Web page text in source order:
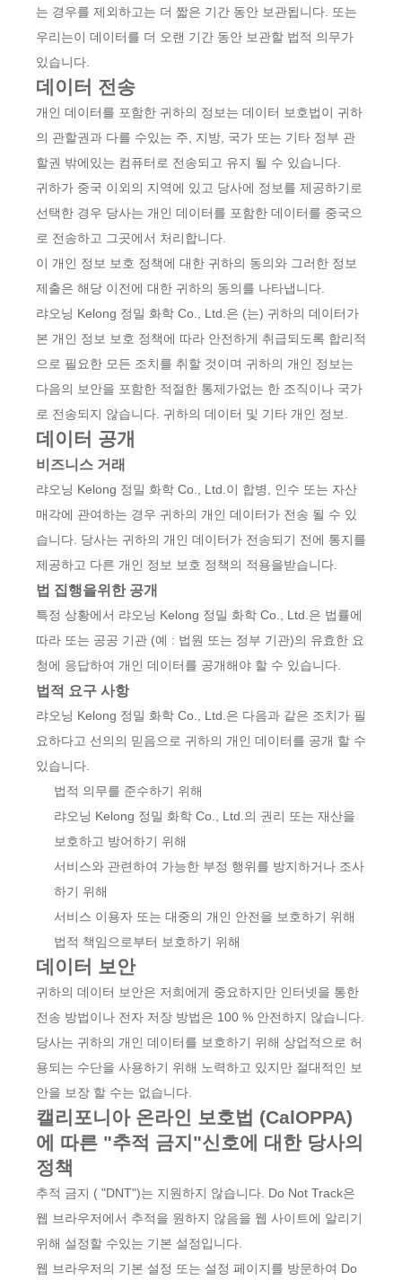
는 경우를 제외하고는 더 짧은 기간 동안 보관됩니다. 또는
우리는이 데이터를 더 오랜 기간 동안 보관할 법적 의무가
있습니다.
데이터 전송
개인 데이터를 포함한 귀하의 정보는 데이터 보호법이 귀하
의 관할권과 다를 수있는 주, 지방, 국가 또는 기타 정부 관
할권 밖에있는 컴퓨터로 전송되고 유지 될 수 있습니다.
귀하가 중국 이외의 지역에 있고 당사에 정보를 제공하기로
선택한 경우 당사는 개인 데이터를 포함한 데이터를 중국으
로 전송하고 그곳에서 처리합니다.
이 개인 정보 보호 정책에 대한 귀하의 동의와 그러한 정보
제출은 해당 이전에 대한 귀하의 동의를 나타냅니다.
랴오닝 Kelong 정밀 화학 Co., Ltd.은 (는) 귀하의 데이터가
본 개인 정보 보호 정책에 따라 안전하게 취급되도록 합리적
으로 필요한 모든 조치를 취할 것이며 귀하의 개인 정보는
다음의 보안을 포함한 적절한 통제가없는 한 조직이나 국가
로 전송되지 않습니다. 귀하의 데이터 및 기타 개인 정보.
데이터 공개
비즈니스 거래
랴오닝 Kelong 정밀 화학 Co., Ltd.이 합병, 인수 또는 자산
매각에 관여하는 경우 귀하의 개인 데이터가 전송 될 수 있
습니다. 당사는 귀하의 개인 데이터가 전송되기 전에 통지를
제공하고 다른 개인 정보 보호 정책의 적용을받습니다.
법 집행을위한 공개
특정 상황에서 랴오닝 Kelong 정밀 화학 Co., Ltd.은 법률에
따라 또는 공공 기관 (예 : 법원 또는 정부 기관)의 유효한 요
청에 응답하여 개인 데이터를 공개해야 할 수 있습니다.
법적 요구 사항
랴오닝 Kelong 정밀 화학 Co., Ltd.은 다음과 같은 조치가 필
요하다고 선의의 믿음으로 귀하의 개인 데이터를 공개 할 수
있습니다.
법적 의무를 준수하기 위해
랴오닝 Kelong 정밀 화학 Co., Ltd.의 권리 또는 재산을
보호하고 방어하기 위해
서비스와 관련하여 가능한 부정 행위를 방지하거나 조사
하기 위해
서비스 이용자 또는 대중의 개인 안전을 보호하기 위해
법적 책임으로부터 보호하기 위해
데이터 보안
귀하의 데이터 보안은 저희에게 중요하지만 인터넷을 통한
전송 방법이나 전자 저장 방법은 100 % 안전하지 않습니다.
당사는 귀하의 개인 데이터를 보호하기 위해 상업적으로 허
용되는 수단을 사용하기 위해 노력하고 있지만 절대적인 보
안을 보장 할 수는 없습니다.
캘리포니아 온라인 보호법 (CalOPPA)
에 따른 "추적 금지"신호에 대한 당사의
정책
추적 금지 ( "DNT")는 지원하지 않습니다. Do Not Track은
웹 브라우저에서 추적을 원하지 않음을 웹 사이트에 알리기
위해 설정할 수있는 기본 설정입니다.
웹 브라우저의 기본 설정 또는 설정 페이지를 방문하여 Do